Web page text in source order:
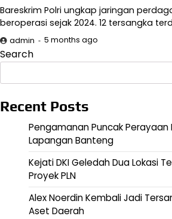
Bareskrim Polri ungkap jaringan
beroperasi sejak 2024. 12 tersangka
admin 5 months ago
Search
Recent Posts
Pengamanan Puncak Perayaan
Lapangan Banteng
Kejati DKI Geledah Dua Lokasi
Proyek PLN
Alex Noerdin Kembali Jadi
Aset Daerah